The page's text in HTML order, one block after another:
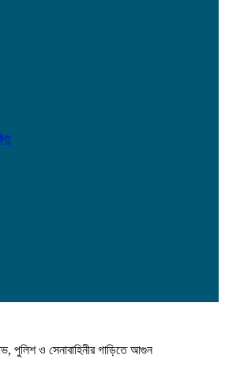
পুলিশ ও সেনাবাহিনীর গাড়িতে আগুন